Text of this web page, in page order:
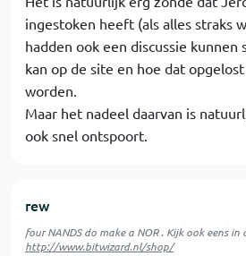
ingestoken heeft (als alles straks
hadden ook een discussie
kan op de site en hoe dat
worden.
Maar het nadeel daarvan is
ook snel ontspoort.
rew
four NANDS do make a NOR . Kijk ook eens in
http://www.bitwizard.nl/shop/